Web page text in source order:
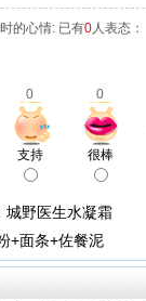
的心情: 已有0人表态：
0 0
支持 很棒
城野医生水凝霜
+面条+佐餐泥